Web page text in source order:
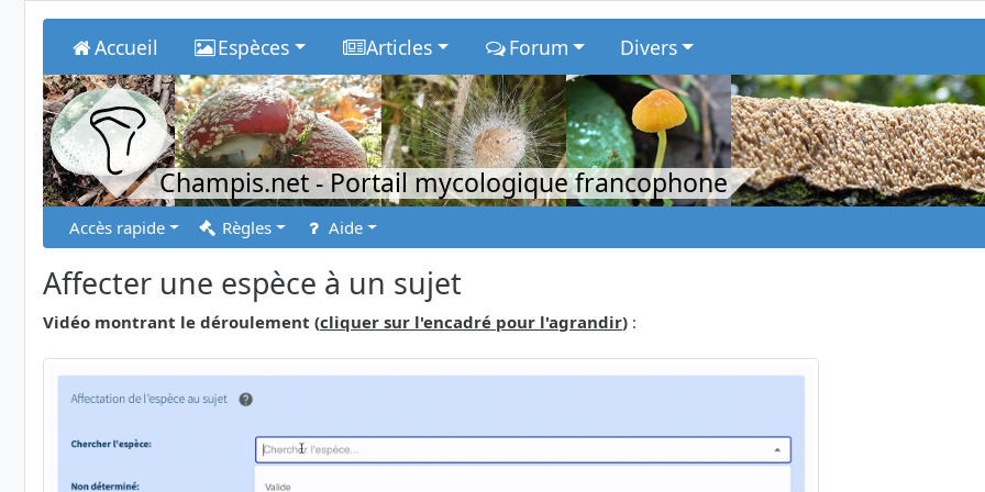
Accueil Espèces Articles Forum Divers
Champis.net- Portail mycologique francophone
Accès rapide Règles Aide
Affecter une espèce à un sujet
Vidéo montrant le déroulement (cliquer sur l'encadré pour l'agrandir) :